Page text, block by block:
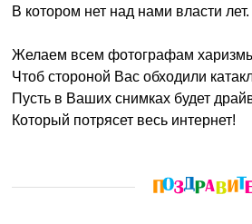
В котором нет над нами власти лет.
Желаем всем фотографам
Чтоб стороной Вас обходили
Пусть в Ваших снимках будет
Который потрясет весь интернет!